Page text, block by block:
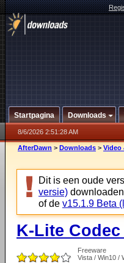
Startpagina Downloads
8/6/2026 2:51:28 AM
AfterDawn > Downloads > Video
Dit is een oude
versie)
of de v15.1.9 Beta
K-Lite
Freeware
Vista / Win10 /